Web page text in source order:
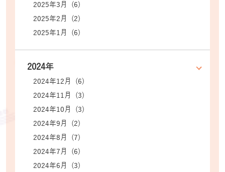
2025年3月 (6)
2025年2月 (2)
2025年1月 (6)
2024年
2024年12月 (6)
2024年11月 (3)
2024年10月 (3)
2024年9月 (2)
2024年8月 (7)
2024年7月 (6)
2024年6月 (3)